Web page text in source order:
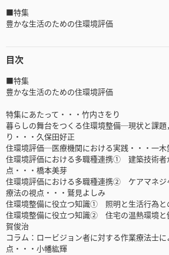
■特集
豊かな生活のための住環境評価
目次
■特集
豊かな生活のための住環境評価
特集にあたって・・・竹内さをり
暮らしの舞台をつくる住環境整備─現状と課題
り・・・久保田好正
住環境評価─医療機関における実践・・・一木
住環境評価における多職種連携① 建築技術者
点・・・橋本美芽
住環境評価における多職種連携② ケアマネジ
療法の視点・・・鷲見よしみ
住環境整備に役立つ知識① 照明と生活行為と
住環境整備に役立つ知識② 住宅の温熱環境と
賀俊治
コラム：ロービジョン者に対する作業療法士
点・・・小幡紘輝